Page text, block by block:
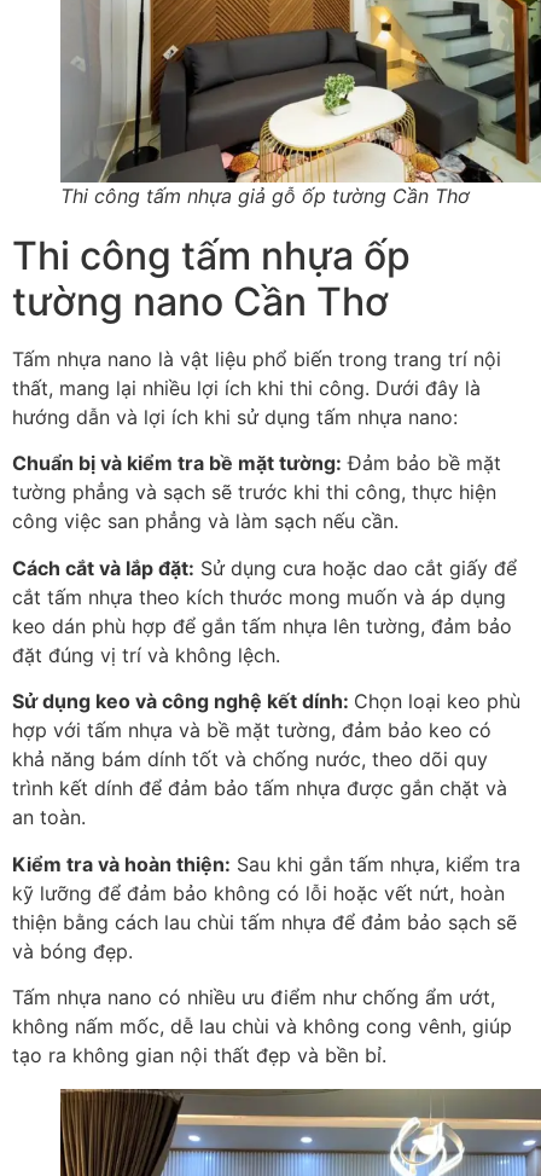
Thi công tấm nhựa giả gỗ ốp tường Cần Thơ
Thi công tấm nhựa ốp
tường nano Cần Thơ
Tấm nhựa nano là vật liệu phổ biến trong trang trí nội
thất, mang lại nhiều lợi ích khi thi công. Dưới đây là
hướng dẫn và lợi ích khi sử dụng tấm nhựa nano:
Chuẩn bị và kiểm tra bề mặt tường: Đảm bảo bề mặt
tường phẳng và sạch sẽ trước khi thi công, thực hiện
công việc san phẳng và làm sạch nếu cần.
Cách cắt và lắp đặt: Sử dụng cưa hoặc dao cắt giấy để
cắt tấm nhựa theo kích thước mong muốn và áp dụng
keo dán phù hợp để gắn tấm nhựa lên tường, đảm bảo
đặt đúng vị trí và không lệch.
Sử dụng keo và công nghệ kết dính: Chọn loại keo phù
hợp với tấm nhựa và bề mặt tường, đảm bảo keo có
khả năng bám dính tốt và chống nước, theo dõi quy
trình kết dính để đảm bảo tấm nhựa được gắn chặt và
an toàn.
Kiểm tra và hoàn thiện: Sau khi gắn tấm nhựa, kiểm tra
kỹ lưỡng để đảm bảo không có lỗi hoặc vết nứt, hoàn
thiện bằng cách lau chùi tấm nhựa để đảm bảo sạch sẽ
và bóng đẹp.
Tấm nhựa nano có nhiều ưu điểm như chống ẩm ướt,
không nấm mốc, dễ lau chùi và không cong vênh, giúp
tạo ra không gian nội thất đẹp và bền bỉ.